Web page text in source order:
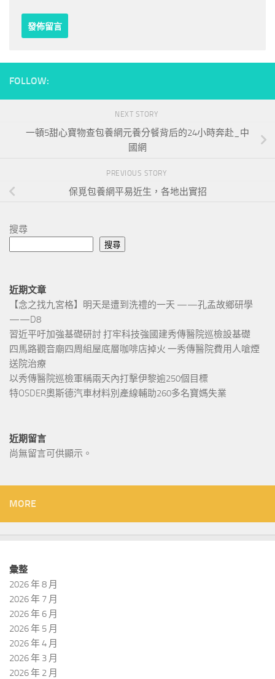
FOLLOW:
NEXT STORY
一頓5甜心寶物查包養網元養分餐背后的24小時奔赴_中
國網
PREVIOUS STORY
保覓包養網平易近生，各地出實招
搜尋
搜尋
近期文章
【念之找九宮格】明天是遭到洗禮的一天 ——孔孟故鄉研學
——D8
習近平吁加強基礎研討 打牢科技強國建秀傳醫院巡檢設基礎
四馬路觀音廟四周組屋底層咖啡店掉火 一秀傳醫院費用人嗆煙
送院治療
以秀傳醫院巡檢軍稱兩天內打擊伊黎逾250個目標
特OSDER奧斯德汽車材料別產線輔助260多名寶媽失業
近期留言
尚無留言可供顯示。
MORE
彙整
2026 年 8 月
2026 年 7 月
2026 年 6 月
2026 年 5 月
2026 年 4 月
2026 年 3 月
2026 年 2 月